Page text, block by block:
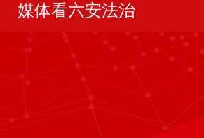
媒体看六安法治